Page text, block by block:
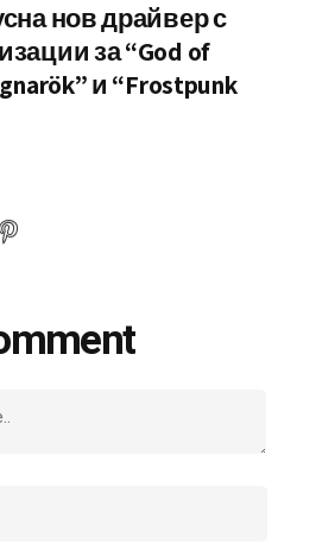
нов драйвер с
за “God of
и “Frostpunk